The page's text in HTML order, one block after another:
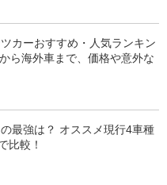
ツカーおすすめ・人気ランキン
ら海外車まで、価格や意外な
の最強は？ オススメ現行4車種
比較！